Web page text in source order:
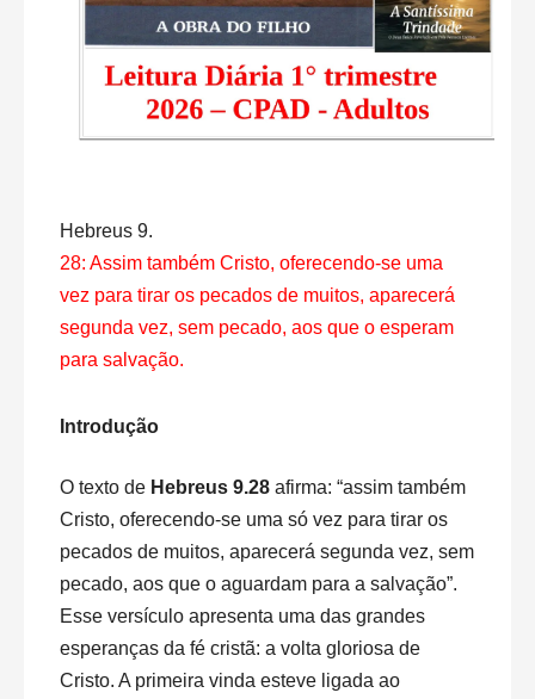
Hebreus 9.
28: Assim também Cristo, oferecendo-se uma
vez para tirar os pecados de muitos, aparecerá
segunda vez, sem pecado, aos que o esperam
para salvação.
Introdução
O texto de Hebreus 9.28 afirma: “assim também
Cristo, oferecendo-se uma só vez para tirar os
pecados de muitos, aparecerá segunda vez, sem
pecado, aos que o aguardam para a salvação”.
Esse versículo apresenta uma das grandes
esperanças da fé cristã: a volta gloriosa de
Cristo. A primeira vinda esteve ligada ao